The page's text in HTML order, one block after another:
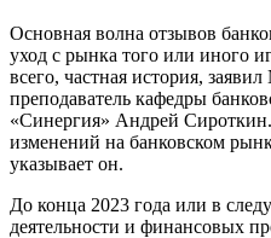
Основная волна отзывов
уход с рынка того или иного
всего, частная история,
преподаватель кафедры
«Синергия» Андрей
изменений на банковском
указывает он.
До конца 2023 года или в
деятельности и финансовых